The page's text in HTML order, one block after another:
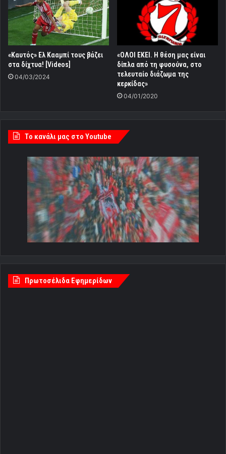
«Καυτός» Ελ Κααμπί τους βάζει
στα δίχτυα! [Videos]
04/03/2024
«ΟΛΟΙ ΕΚΕΙ. Η θέση μας είναι
δίπλα από τη φυσούνα, στο
τελευταίο διάζωμα της
κερκίδας»
04/01/2020
Tο κανάλι μας στο Youtube
Πρωτοσέλιδα Εφημερίδων